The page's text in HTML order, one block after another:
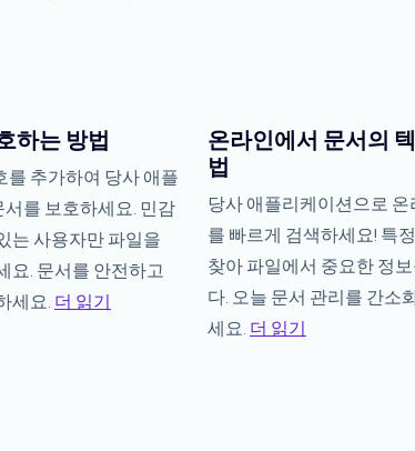
하는 방법
를 추가하여 당사 애플
를 보호하세요. 민감
는 사용자만 파일을
요. 문서를 안전하고
세요. 더 읽기
온라인에서 문서의
법
당사 애플리케이션으로
를 빠르게 검색하세요! 특
찾아 파일에서 중요한 정
다. 오늘 문서 관리를 간소
세요. 더 읽기